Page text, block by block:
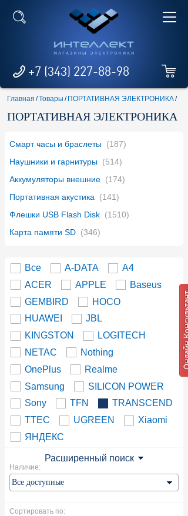
+7 (343) 227-88-98
Главная /Товары / ПОРТАТИВНАЯ ЭЛЕКТРОНИКА/
ПОРТАТИВНАЯ ЭЛЕКТРОНИКА
Смарт часы и браслеты (187)
Наушники и гарнитуры (514)
Аккумуляторы внешние (174)
Портативная акустика (141)
Флешки USB Flash Disk (1510)
Карта памяти SD (346)
Все A-DATA
A4
ACER
APPLE
Baseus
GEMBIRD
HOCO
HUAWEI
JBL
KINGSTON
LOGITECH
NETAC
Nothing
OnePlus
Realme
Samsung
SILICON POWER
Sony
TFN
TRANSCEND
TTEC
UGREEN
Xiaomi
ЯНДЕКС
Расширенный поиск
Наличие:
Сортировать по: